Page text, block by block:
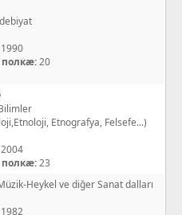
1990
20
Etnografya, Felsefe...)
2004
23
Heykel ve diğer Sanat dalları
1982